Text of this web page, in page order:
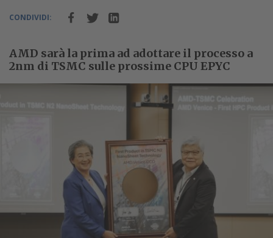
CONDIVIDI:
AMD sarà la prima ad adottare il processo a
2nm di TSMC sulle prossime CPU EPYC